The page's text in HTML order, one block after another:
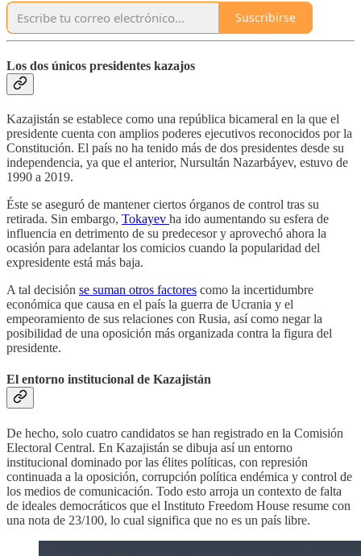
Suscribirse
Los dos únicos presidentes kazajos
Kazajistán se establece como una república bicameral en la que el
presidente cuenta con amplios poderes ejecutivos reconocidos por la
Constitución. El país no ha tenido más de dos presidentes desde su
independencia, ya que el anterior, Nursultán Nazarbáyev, estuvo de
1990 a 2019.
Éste se aseguró de mantener ciertos órganos de control tras su
retirada. Sin embargo, Tokayev ha ido aumentando su esfera de
influencia en detrimento de su predecesor y aprovechó ahora la
ocasión para adelantar los comicios cuando la popularidad del
expresidente está más baja.
A tal decisión se suman otros factores como la incertidumbre
económica que causa en el país la guerra de Ucrania y el
empeoramiento de sus relaciones con Rusia, así como negar la
posibilidad de una oposición más organizada contra la figura del
presidente.
El entorno institucional de Kazajistán
De hecho, solo cuatro candidatos se han registrado en la Comisión
Electoral Central. En Kazajistán se dibuja así un entorno
institucional dominado por las élites políticas, con represión
continuada a la oposición, corrupción política endémica y control de
los medios de comunicación. Todo esto arroja un contexto de falta
de ideales democráticos que el Instituto Freedom House resume con
una nota de 23/100, lo cual significa que no es un país libre.